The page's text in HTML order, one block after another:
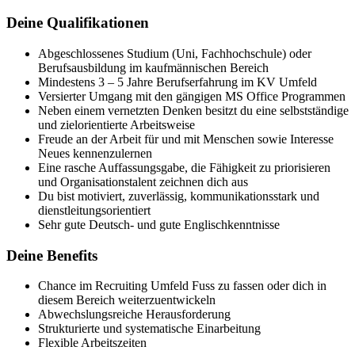
Deine Qualifikationen
Abgeschlossenes Studium (Uni, Fachhochschule) oder
Berufsausbildung im kaufmännischen Bereich
Mindestens 3 – 5 Jahre Berufserfahrung im KV Umfeld
Versierter Umgang mit den gängigen MS Office Programmen
Neben einem vernetzten Denken besitzt du eine selbstständige
und zielorientierte Arbeitsweise
Freude an der Arbeit für und mit Menschen sowie Interesse
Neues kennenzulernen
Eine rasche Auffassungsgabe, die Fähigkeit zu priorisieren
und Organisationstalent zeichnen dich aus
Du bist motiviert, zuverlässig, kommunikationsstark und
dienstleitungsorientiert
Sehr gute Deutsch- und gute Englischkenntnisse
Deine Benefits
Chance im Recruiting Umfeld Fuss zu fassen oder dich in
diesem Bereich weiterzuentwickeln
Abwechslungsreiche Herausforderung
Strukturierte und systematische Einarbeitung
Flexible Arbeitszeiten